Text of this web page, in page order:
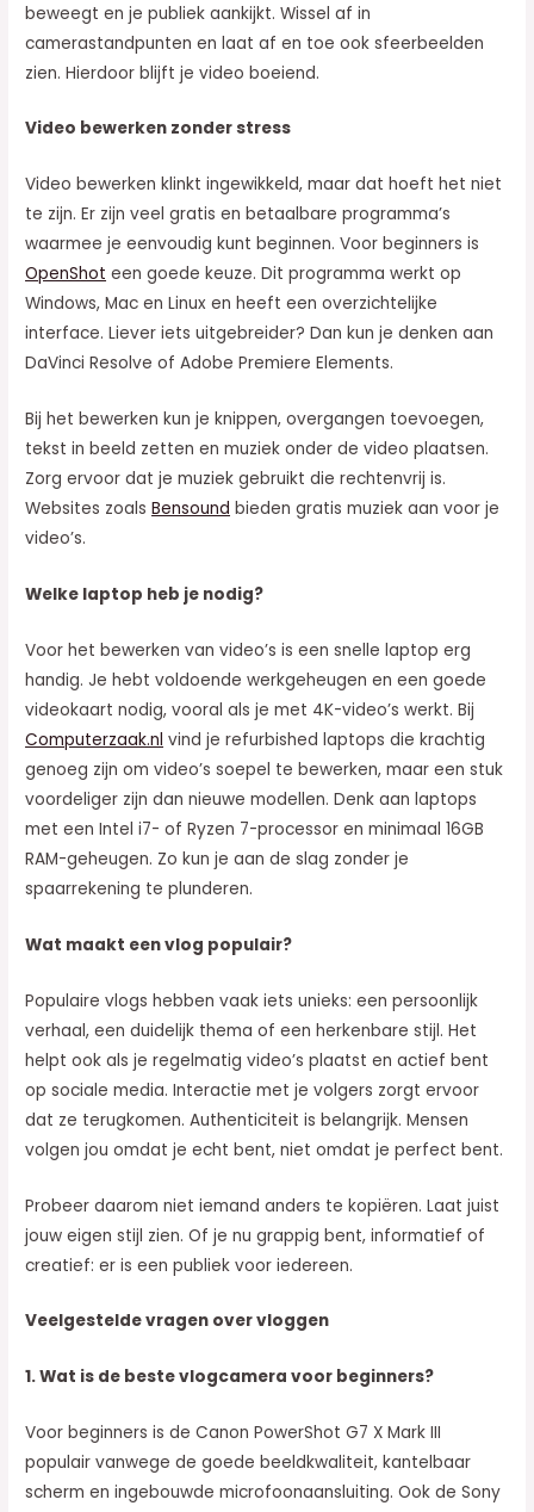
beweegt en je publiek aankijkt. Wissel af in
camerastandpunten en laat af en toe ook sfeerbeelden
zien. Hierdoor blijft je video boeiend.
Video bewerken zonder stress
Video bewerken klinkt ingewikkeld, maar dat hoeft het niet
te zijn. Er zijn veel gratis en betaalbare programma’s
waarmee je eenvoudig kunt beginnen. Voor beginners is
OpenShot een goede keuze. Dit programma werkt op
Windows, Mac en Linux en heeft een overzichtelijke
interface. Liever iets uitgebreider? Dan kun je denken aan
DaVinci Resolve of Adobe Premiere Elements.
Bij het bewerken kun je knippen, overgangen toevoegen,
tekst in beeld zetten en muziek onder de video plaatsen.
Zorg ervoor dat je muziek gebruikt die rechtenvrij is.
Websites zoalsBensound bieden gratis muziek aan voor je
video’s.
Welke laptop heb je nodig?
Voor het bewerken van video’s is een snelle laptop erg
handig. Je hebt voldoende werkgeheugen en een goede
videokaart nodig, vooral als je met 4K-video’s werkt. Bij
Computerzaak.nl vind je refurbished laptops die krachtig
genoeg zijn om video’s soepel te bewerken, maar een stuk
voordeliger zijn dan nieuwe modellen. Denk aan laptops
met een Intel i7- of Ryzen 7-processor en minimaal 16GB
RAM-geheugen. Zo kun je aan de slag zonder je
spaarrekening te plunderen.
Wat maakt een vlog populair?
Populaire vlogs hebben vaak iets unieks: een persoonlijk
verhaal, een duidelijk thema of een herkenbare stijl. Het
helpt ook als je regelmatig video’s plaatst en actief bent
op sociale media. Interactie met je volgers zorgt ervoor
dat ze terugkomen. Authenticiteit is belangrijk. Mensen
volgen jou omdat je echt bent, niet omdat je perfect bent.
Probeer daarom niet iemand anders te kopiëren. Laat juist
jouw eigen stijl zien. Of je nu grappig bent, informatief of
creatief: er is een publiek voor iedereen.
Veelgestelde vragen over vloggen
1. Wat is de beste vlogcamera voor beginners?
Voor beginners is de Canon PowerShot G7 X Mark III
populair vanwege de goede beeldkwaliteit, kantelbaar
scherm en ingebouwde microfoonaansluiting. Ook de Sony